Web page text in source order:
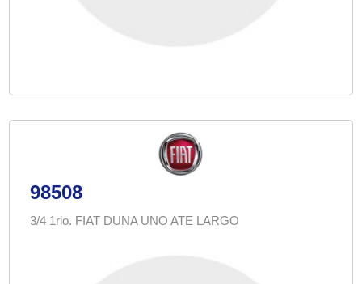
98508
3/4 1rio. FIAT DUNA UNO ATE LARGO